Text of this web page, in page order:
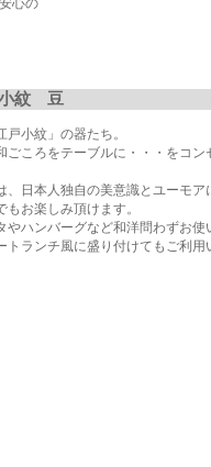
心の
紋 豆
小紋」の器たち。
ごころをテーブルに・・・をコン
日本人独自の美意識とユーモア
お楽しみ頂けます。
やハンバーグなど和洋問わずお使
トランチ風に盛り付けてもご利用